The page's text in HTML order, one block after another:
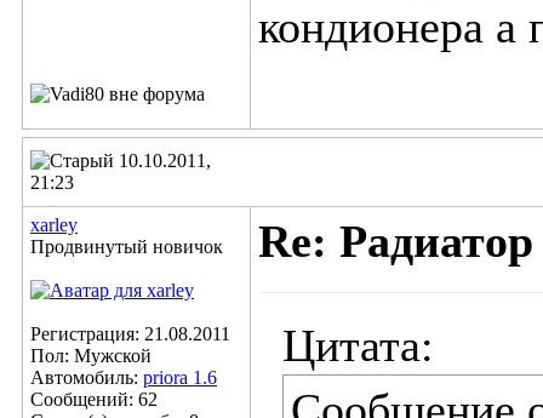
кондионера а
10.10.2011,
21:23
xarley
Продвинутый новичок
Регистрация: 21.08.2011
Пол: Мужской
Автомобиль: priora 1.6
Сообщений: 62
Re:
Цитата: